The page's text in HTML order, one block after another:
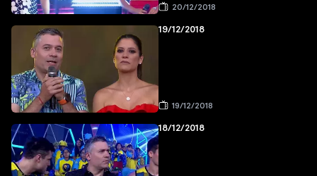
20/12/2018
19/12/2018
19/12/2018
18/12/2018